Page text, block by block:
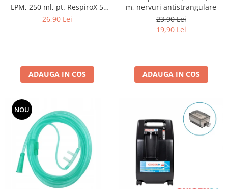
LPM, 250 ml, pt. RespiroX 5
LPM
26,90 Lei
ADAUGA IN COS
m, nervuri antistrangulare
23,90 Lei
19,90 Lei
ADAUGA IN COS
NOU